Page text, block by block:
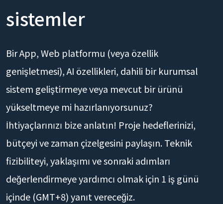
sistemler
Bir App, Web platformu (veya özellik
genişletmesi), AI özellikleri, dahili bir kurumsal
sistem geliştirmeye veya mevcut bir ürünü
yükseltmeye mi hazırlanıyorsunuz?
İhtiyaçlarınızı bize anlatın! Proje hedeflerinizi,
bütçeyi ve zaman çizelgesini paylaşın. Teknik
fizibiliteyi, yaklaşımı ve sonraki adımları
değerlendirmeye yardımcı olmak için 1 iş günü
içinde (GMT+8) yanıt vereceğiz.